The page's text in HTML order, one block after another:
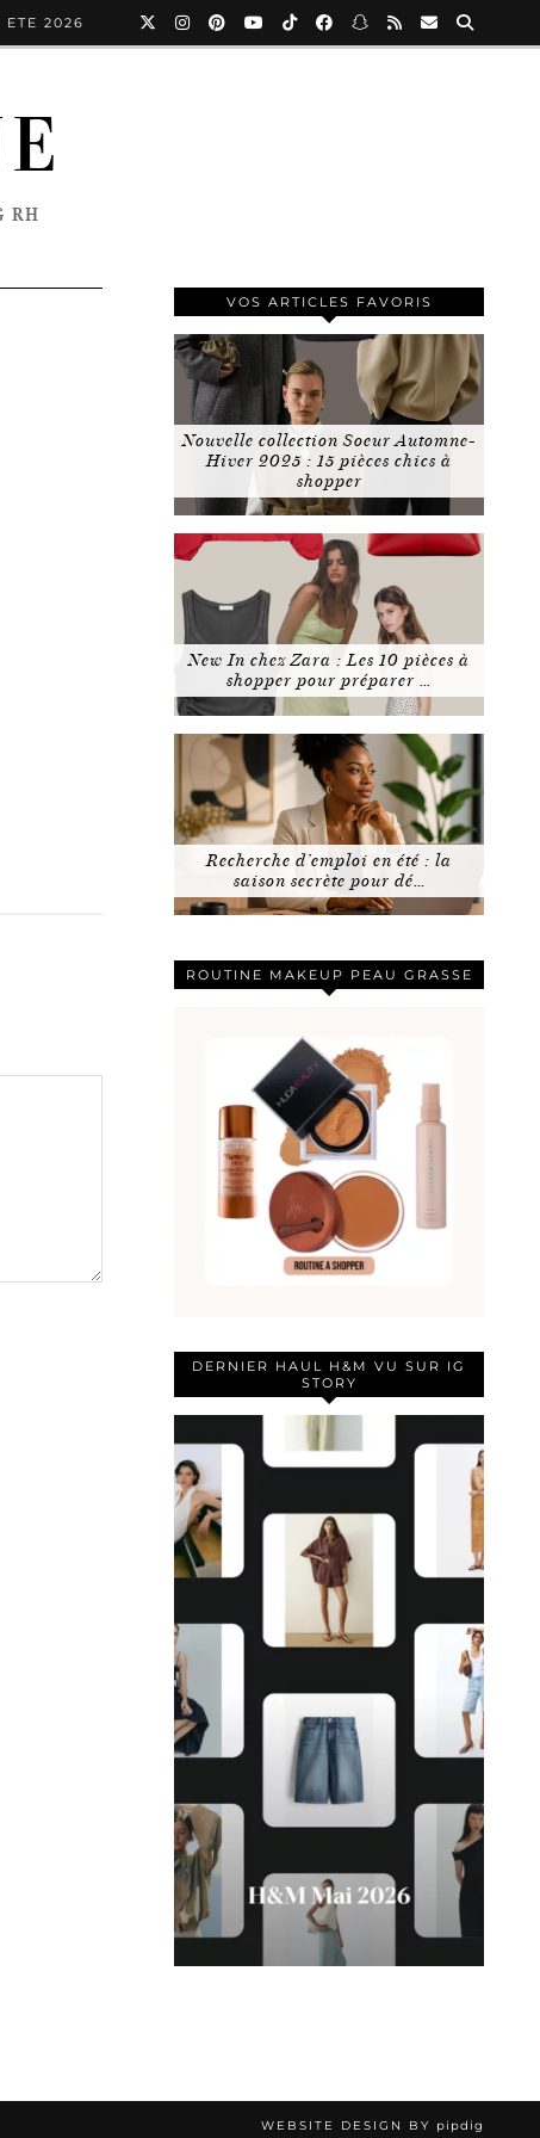
RH
ETE 2026
VOS ARTICLES FAVORIS
Nouvelle collection Soeur Automne-
Hiver 2025 : 15 pièces chics à
shopper
New In chez Zara : Les 10 pièces à
shopper pour préparer …
Recherche d’emploi en été : la
saison secrète pour dé…
ROUTINE MAKEUP PEAU GRASSE
DERNIER HAUL H&M VU SUR IG
STORY
WEBSITE DESIGN BY pipdig